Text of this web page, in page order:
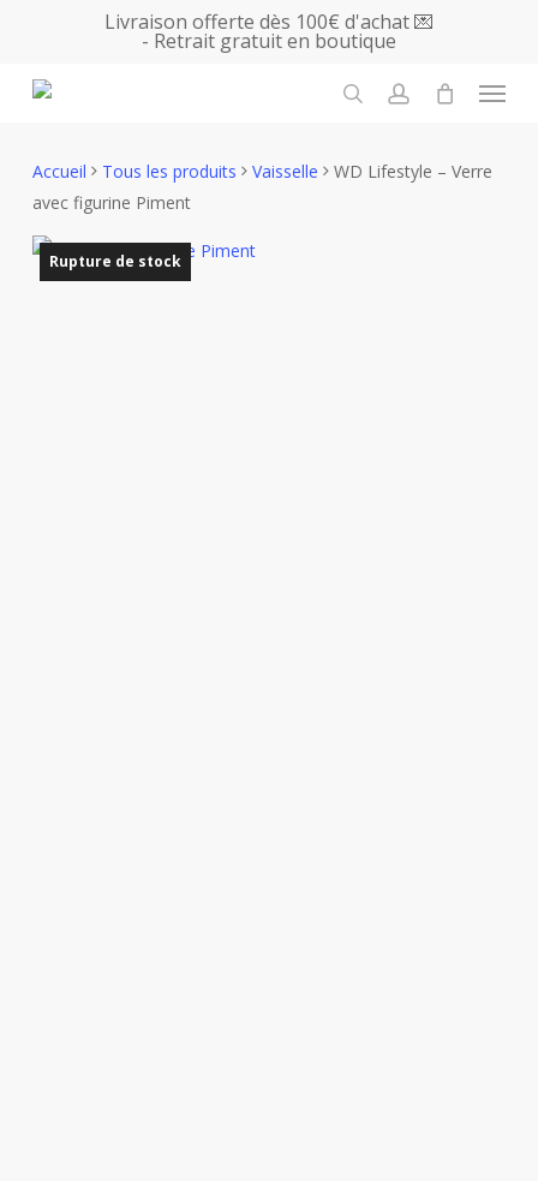
main
Livraison offerte dès 100€ d'achat 💌
- Retrait gratuit en boutique
Menu
Accueil Tous les produits Vaisselle
WD Lifestyle – Verre
avec figurine Piment
Rupture de stock